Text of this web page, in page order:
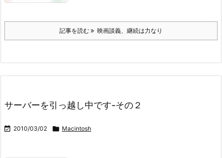
記事を読む 映画談義、継続は力なり
サーバーを引っ越し中です-その２
 2010/03/02  Macintosh